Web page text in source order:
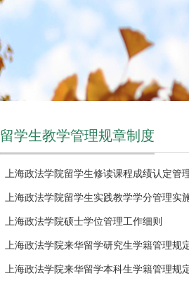
留学生教学管理规章制度
上海政法学院留学生修读课程成绩认定管
上海政法学院留学生实践教学学分管理实
上海政法学院硕士学位管理工作细则
上海政法学院来华留学研究生学籍管理规
上海政法学院来华留学本科生学籍管理规